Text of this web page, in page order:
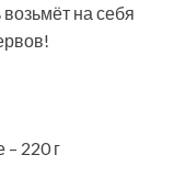
возьмёт на себя
220 г